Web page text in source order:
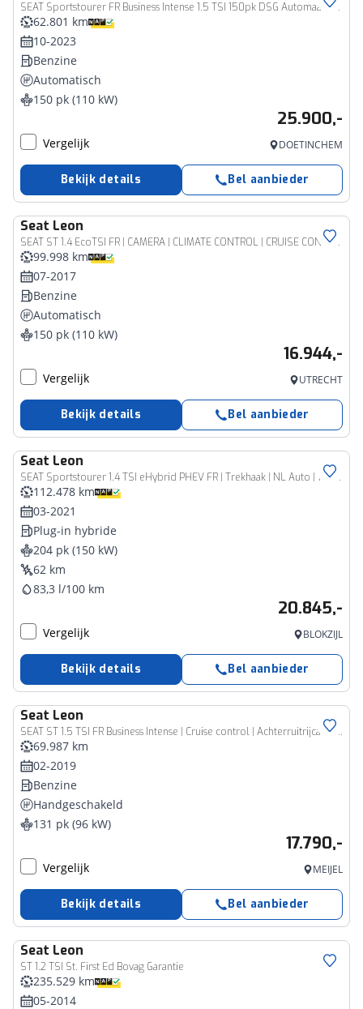
SEAT Sportstourer FR Business Intense 1.5 TSI 150pk DSG Automaat Panoramadak, Beats audio, Adaptive cruise control, Elektrische achterklep, Stoelverwarming, LED koplampen
62.801 km
10-2023
Benzine
Automatisch
150 pk (110 kW)
25.900,-
Vergelijk DOETINCHEM
Bekijk details Bel aanbieder
Seat Leon
SEAT ST 1.4 EcoTSI FR | CAMERA | CLIMATE CONTROL | CRUISE CONTROL | NAVIGATIE | APPLE CARPLAY | PARKEERSENSOREN | LMV |
99.998 km
07-2017
Benzine
Automatisch
150 pk (110 kW)
16.944,-
Vergelijk UTRECHT
Bekijk details Bel aanbieder
Seat Leon
SEAT Sportstourer 1.4 TSI eHybrid PHEV FR | Trekhaak | NL Auto | 18" | 92.8% SOH
112.478 km
03-2021
Plug-in hybride
204 pk (150 kW)
62 km
83,3 l/100 km
20.845,-
Vergelijk BLOKZIJL
Bekijk details Bel aanbieder
Seat Leon
SEAT ST 1.5 TSI FR Business Intense | Cruise control | Achterruitrijcamera | Carplay | Beats soundsystem | Climate control | Navigatie | Airco | Parkeersensoren
69.987 km
02-2019
Benzine
Handgeschakeld
131 pk (96 kW)
17.790,-
Vergelijk MEIJEL
Bekijk details Bel aanbieder
Seat Leon
ST 1.2 TSI St. First Ed Bovag Garantie
235.529 km
05-2014